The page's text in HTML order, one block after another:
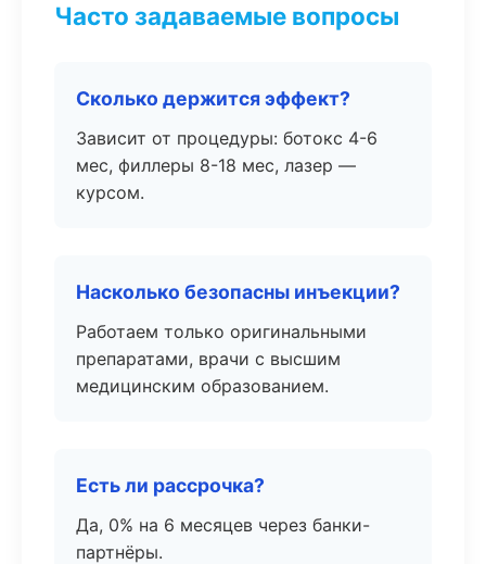
Часто задаваемые вопросы
Сколько держится эффект?
Зависит от процедуры: ботокс 4-6
мес, филлеры 8-18 мес, лазер —
курсом.
Насколько безопасны инъекции?
Работаем только оригинальными
препаратами, врачи с высшим
медицинским образованием.
Есть ли рассрочка?
Да, 0% на 6 месяцев через банки-
партнёры.